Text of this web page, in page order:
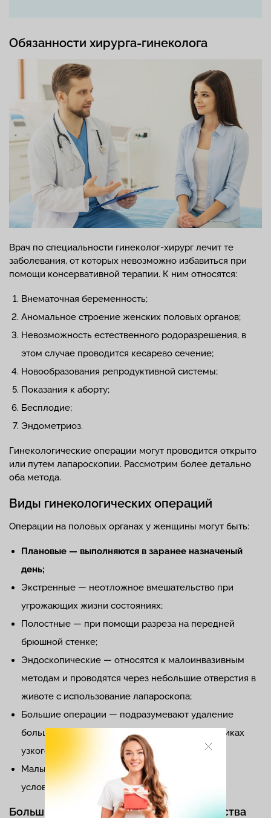
Обязанности хирурга-гинеколога
Врач по специальности гинеколог-хирург лечит те
заболевания, от которых невозможно избавиться при
помощи консервативной терапии. К ним относятся:
Внематочная беременность;
Аномальное строение женских половых органов;
Невозможность естественного родоразрешения, в
этом случае проводится кесарево сечение;
Новообразования репродуктивной системы;
Показания к аборту;
Бесплодие;
Эндометриоз.
Гинекологические операции могут проводится открыто
или путем лапароскопии. Рассмотрим более детально
оба метода.
Виды гинекологических операций
Операции на половых органах у женщины могут быть:
Плановые — выполняются в заранее назначеный
день;
Экстренные — неотложное вмешательство при
угрожающих жизни состояниях;
Полостные — при помощи разреза на передней
брюшной стенке;
Эндоскопические — относятся к малоинвазивным
методам и проводятся через небольшие отверстия в
животе с использование лапароскопа;
Большие операции — подразумевают удаление
большого объема тканей и проводятся в клиниках
узкого профиля;
Малые — могут выполняться в амбулаторных
условиях.
Большие гинекологические вмешательства